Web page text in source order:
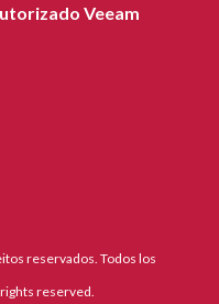
Veeam
reservados. Todos los
reserved.